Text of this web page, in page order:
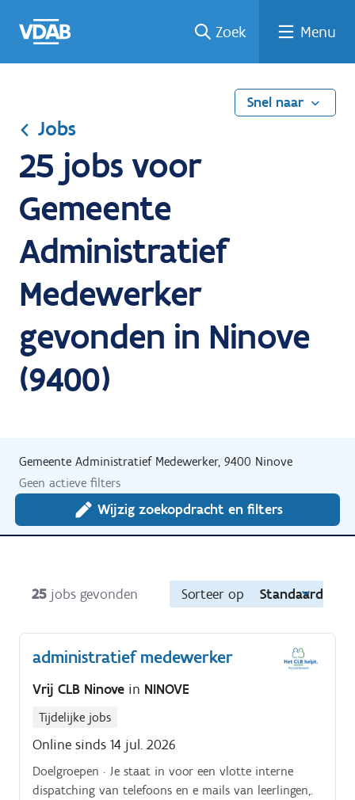
naar
een
een
job
naar
Zoek Menu
Snel naar
Jobs
25 jobs voor
Gemeente
Administratief
Medewerker
gevonden in Ninove
(9400)
Gemeente Administratief Medewerker, 9400 Ninove
Geen actieve filters
Wijzig zoekopdracht en filters
25 jobs gevonden Sorteer op Standaard
administratief medewerker
Vrij CLB Ninove in NINOVE
Tijdelijke jobs
Online sinds 14 jul. 2026
Doelgroepen · Je staat in voor een vlotte interne
dispatching van telefoons en e mails van leerlingen,.